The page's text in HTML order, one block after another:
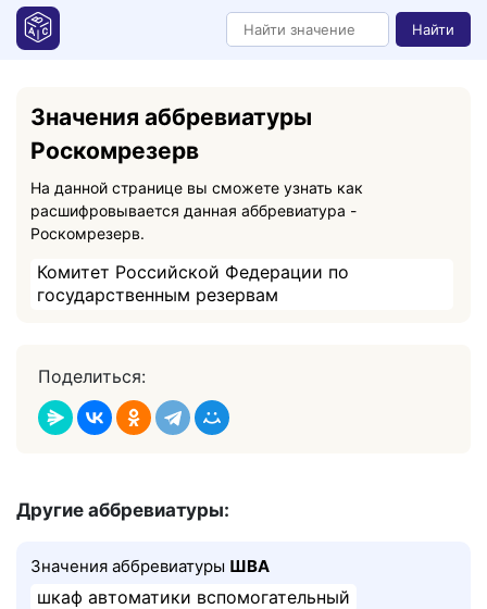
Найти
Значения аббревиатуры
Роскомрезерв
На данной странице вы сможете узнать как
расшифровывается данная аббревиатура -
Роскомрезерв.
Комитет Российской Федерации по
государственным резервам
Поделиться:
Другие аббревиатуры:
Значения аббревиатуры ШВА
шкаф автоматики вспомогательный